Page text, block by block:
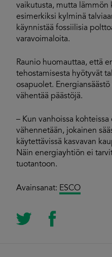
vaikutusta, mutta lämmön
esimerkiksi kylminä
käynnistää fossiilisia
varavoimaloita.
Raunio huomauttaa, että
tehostamisesta hyötyvät
osapuolet.
vähentää päästöjä.
– Kun vanhoissa
vähennetään, jokainen
käytettävissä kasvavan
Näin energiayhtiön ei
tuotantoon.
Avainsanat: ESCO